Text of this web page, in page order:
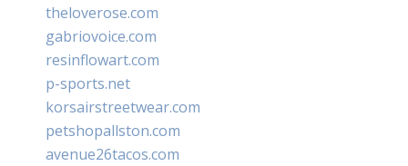
theloverose.com
gabriovoice.com
resinflowart.com
p-sports.net
korsairstreetwear.com
petshopallston.com
avenue26tacos.com